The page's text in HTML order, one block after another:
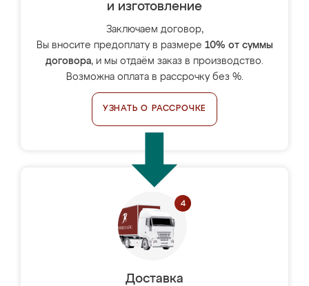
и изготовление
Заключаем договор,
Вы вносите предоплату в размере 10% от суммы
договора, и мы отдаём заказ в производство.
Возможна оплата в рассрочку без %.
УЗНАТЬ О РАССРОЧКЕ
Доставка